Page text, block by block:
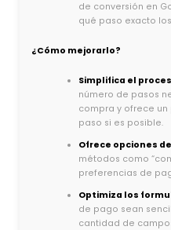
de conversión en
qué paso exacto
¿Cómo mejorarlo?
Simplifica el
número de pasos
compra y ofrece
paso si es posible.
Ofrece opciones
métodos como
preferencias de
Optimiza los
de pago sean
cantidad de